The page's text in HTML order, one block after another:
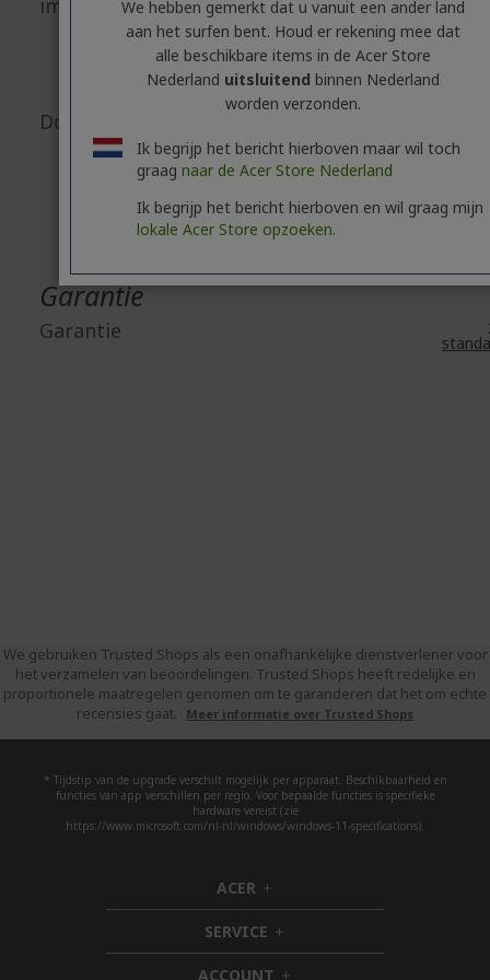
importeur
Viale delle
20044
https://
Document-/afbeeldingsveiligheid
eScooters:
HIER
eBikes: HIER
Garantie
Garantie
We gebruiken Trusted Shops als een onafhankelijke dienstverlener voor
het verzamelen van beoordelingen. Trusted Shops heeft redelijke en
proportionele maatregelen genomen om te garanderen dat het om echte
recensies gaat.
Meer informatie over Trusted Shops
* Tijdstip van de upgrade verschilt mogelijk per apparaat. Beschikbaarheid en
functies van app verschillen per regio. Voor bepaalde functies is specifieke
hardware vereist (zie
https://www.microsoft.com/nl-nl/windows/windows-11-specifications).
ACER h
i
d
d
SERVICE h
i
ACCOUNT
We hebben gemerkt dat u vanuit een ander land
aan het surfen bent. Houd er rekening mee dat
alle beschikbare items in de Acer Store
Nederland uitsluitend binnen Nederland
worden verzonden.
Ik begrijp het bericht hierboven maar wil toch
graag naar de Acer Store Nederland
Ik begrijp het bericht hierboven en wil graag mijn
lokale Acer Store opzoeken.